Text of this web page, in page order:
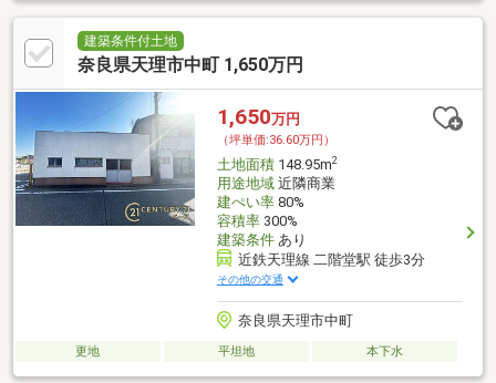
建築条件付土地
奈良県天理市中町 1,650万円
1,650万円
（坪単価:36.60万円）
土地面積148.95m2
用途地域近隣商業
建ぺい率80%
容積率300%
建築条件あり
近鉄天理線 二階堂駅 徒歩3分
その他の交通
奈良県天理市中町
更地 平坦地 本下水